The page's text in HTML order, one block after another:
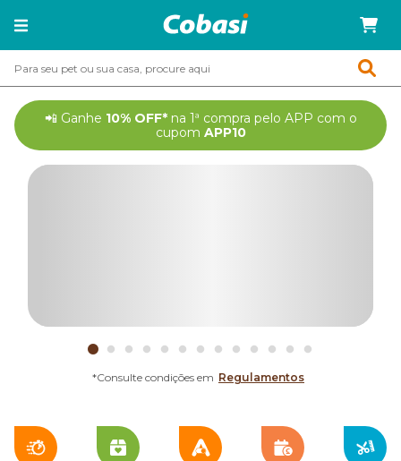
📲 Ganhe 10% OFF*na 1ª compra pelo APP com o
cupom APP10
ganhe +5% OFF*
*Consulte condições em Regulamentos